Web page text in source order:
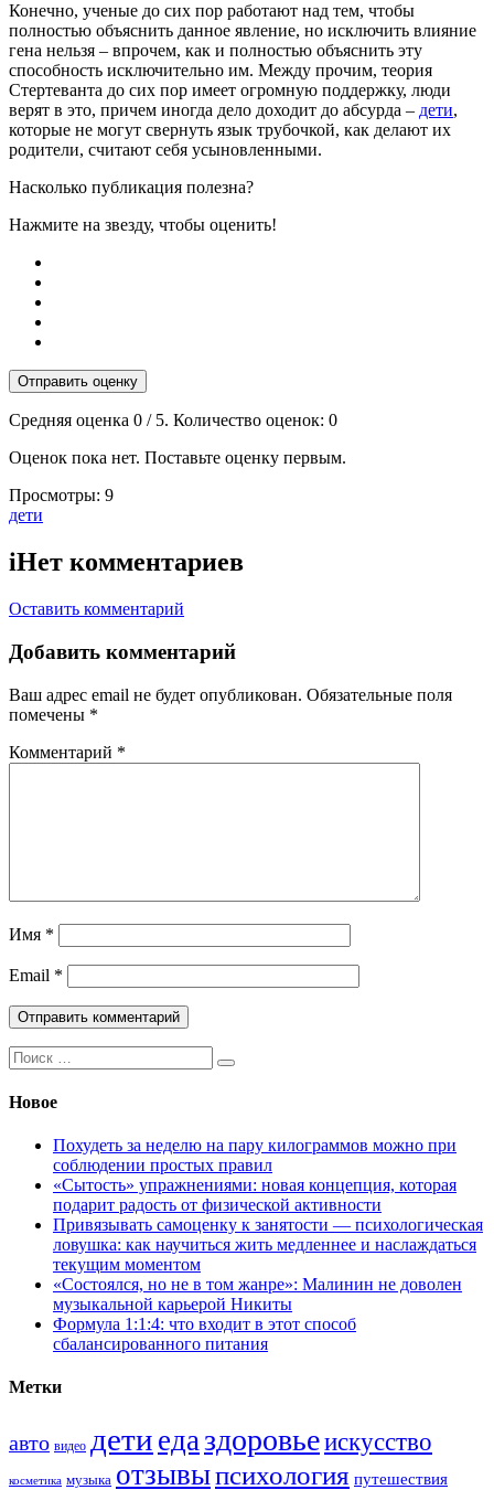
Конечно, ученые до сих пор работают над тем, чтобы
полностью объяснить данное явление, но исключить влияние
гена нельзя – впрочем, как и полностью объяснить эту
способность исключительно им. Между прочим, теория
Стертеванта до сих пор имеет огромную поддержку, люди
верят в это, причем иногда дело доходит до абсурда – дети,
которые не могут свернуть язык трубочкой, как делают их
родители, считают себя усыновленными.
Насколько публикация полезна?
Нажмите на звезду, чтобы оценить!
Отправить оценку
Средняя оценка 0 / 5. Количество оценок: 0
Оценок пока нет. Поставьте оценку первым.
Просмотры: 9
Тэги:
дети
iНет комментариев
Оставить комментарий
Добавить комментарий
Ваш адрес email не будет опубликован. Обязательные поля
помечены *
Комментарий *
Имя *
Email *
Поиск:
Новое
Похудеть за неделю на пару килограммов можно при
соблюдении простых правил
«Сытость» упражнениями: новая концепция, которая
подарит радость от физической активности
Привязывать самоценку к занятости — психологическая
ловушка: как научиться жить медленнее и наслаждаться
текущим моментом
«Состоялся, но не в том жанре»: Малинин не доволен
музыкальной карьерой Никиты
Формула 1:1:4: что входит в этот способ
сбалансированного питания
Метки
авто видео дети еда здоровьеискусство
косметика музыка отзывыпсихология путешествия